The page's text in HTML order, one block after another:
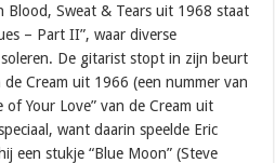
Blood, Sweat & Tears uit 1968 staat
– Part II”, waar diverse
De gitarist stopt in zijn beurt
de Cream uit 1966 (een nummer van
of Your Love” van de Cream uit
want daarin speelde Eric
een stukje “Blue Moon” (Steve